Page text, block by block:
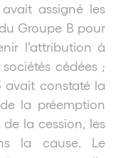
assigné les
Groupe B pour
l’attribution à
cédées ;
avait constaté la
la préemption
la cession, les
la cause.
Le